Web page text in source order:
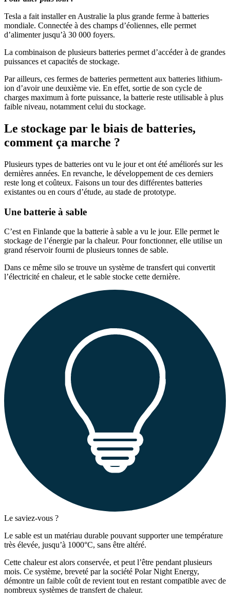
Tesla a fait installer en Australie la plus grande ferme à batteries
mondiale. Connectée à des champs d’éoliennes, elle permet
d’alimenter jusqu’à 30 000 foyers.
La combinaison de plusieurs batteries permet d’accéder à de grandes
puissances et capacités de stockage.
Par ailleurs, ces fermes de batteries permettent aux batteries lithium-
ion d’avoir une deuxième vie. En effet, sortie de son cycle de
charges maximum à forte puissance, la batterie reste utilisable à plus
faible niveau, notamment celui du stockage.
Le stockage par le biais de batteries,
comment ça marche ?
Plusieurs types de batteries ont vu le jour et ont été améliorés sur les
dernières années. En revanche, le développement de ces derniers
reste long et coûteux. Faisons un tour des différentes batteries
existantes ou en cours d’étude, au stade de prototype.
Une batterie à sable
C’est en Finlande que la batterie à sable a vu le jour. Elle permet le
stockage de l’énergie par la chaleur. Pour fonctionner, elle utilise un
grand réservoir fourni de plusieurs tonnes de sable.
Dans ce même silo se trouve un système de transfert qui convertit
l’électricité en chaleur, et le sable stocke cette dernière.
Le saviez-vous ?
Le sable est un matériau durable pouvant supporter une température
très élevée, jusqu’à 1000°C, sans être altéré.
Cette chaleur est alors conservée, et peut l’être pendant plusieurs
mois. Ce système, breveté par la société Polar Night Energy,
démontre un faible coût de revient tout en restant compatible avec de
nombreux systèmes de transfert de chaleur.